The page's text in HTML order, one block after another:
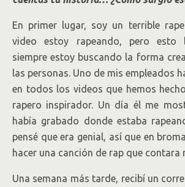
En primer lugar, soy un terrible
video estoy rapeando, pero esto
siempre estoy buscando la forma
las personas. Uno de mis empleados
en todos los videos que hemos
rapero inspirador. Un día él me
había grabado donde estaba
pensé que era genial, así que en
hacer una canción de rap que contara
Una semana más tarde, recibí un